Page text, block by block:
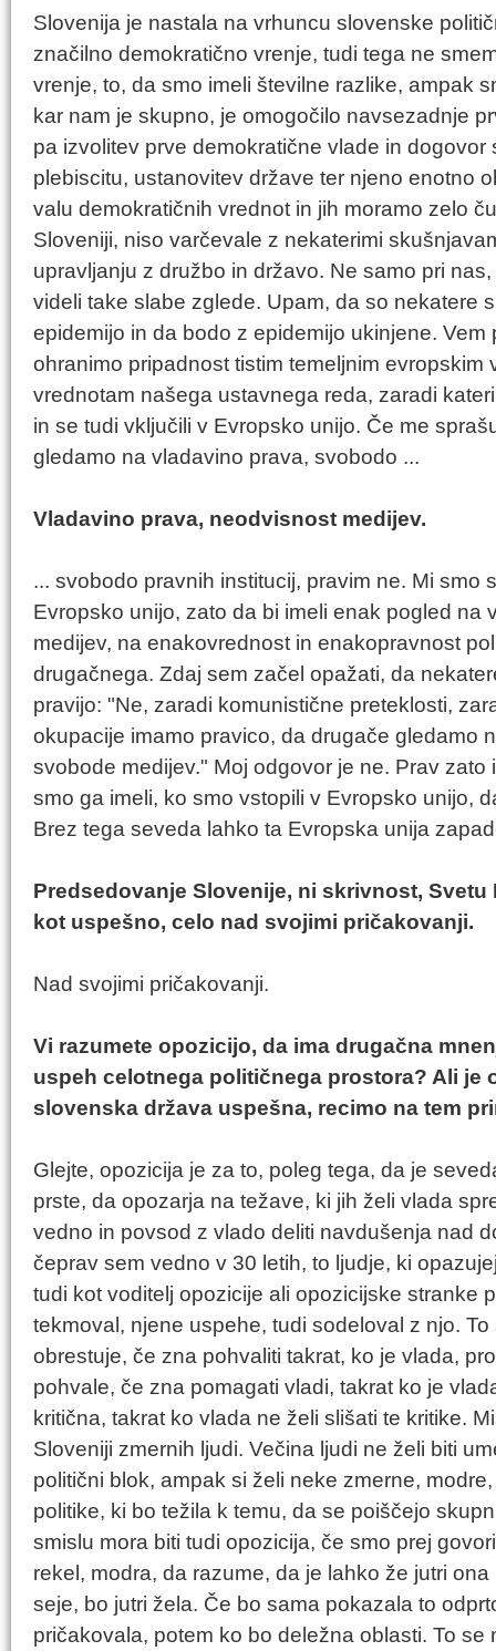
Slovenija je nastala na vrhuncu slovenske
značilno demokratično vrenje, tudi tega ne
vrenje, to, da smo imeli številne razlike, ampak
kar nam je skupno, je omogočilo navsezadnje
pa izvolitev prve demokratične vlade in
plebiscitu, ustanovitev države ter njeno enotno
valu demokratičnih vrednot in jih moramo zelo
Sloveniji, niso varčevale z nekaterimi
upravljanju z družbo in državo. Ne samo pri
videli take slabe zglede. Upam, da so nekatere
epidemijo in da bodo z epidemijo ukinjene. Vem
ohranimo pripadnost tistim temeljnim evropskim
vrednotam našega ustavnega reda, zaradi
in se tudi vključili v Evropsko unijo. Če me
gledamo na vladavino prava, svobodo ...
Vladavino prava, neodvisnost medijev.
... svobodo pravnih institucij, pravim ne. Mi smo
Evropsko unijo, zato da bi imeli enak pogled na
medijev, na enakovrednost in enakopravnost
drugačnega. Zdaj sem začel opažati, da
pravijo: "Ne, zaradi komunistične preteklosti,
okupacije imamo pravico, da drugače gledamo
svobode medijev." Moj odgovor je ne. Prav zato
smo ga imeli, ko smo vstopili v Evropsko unijo,
Brez tega seveda lahko ta Evropska unija
Predsedovanje Slovenije, ni skrivnost,
kot uspešno, celo nad svojimi pričakovanji.
Nad svojimi pričakovanji.
Vi razumete opozicijo, da ima drugačna
uspeh celotnega političnega prostora? Ali je
slovenska država uspešna, recimo na tem
Glejte, opozicija je za to, poleg tega, da je
prste, da opozarja na težave, ki jih želi vlada
vedno in povsod z vlado deliti navdušenja nad
čeprav sem vedno v 30 letih, to ljudje, ki
tudi kot voditelj opozicije ali opozicijske stranke
tekmoval, njene uspehe, tudi sodeloval z njo.
obrestuje, če zna pohvaliti takrat, ko je vlada,
pohvale, če zna pomagati vladi, takrat ko je
kritična, takrat ko vlada ne želi slišati te kritike.
Sloveniji zmernih ljudi. Večina ljudi ne želi biti
politični blok, ampak si želi neke zmerne,
politike, ki bo težila k temu, da se poiščejo
smislu mora biti tudi opozicija, če smo prej
rekel, modra, da razume, da je lahko že jutri
seje, bo jutri žela. Če bo sama pokazala to
pričakovala, potem ko bo deležna oblasti. To